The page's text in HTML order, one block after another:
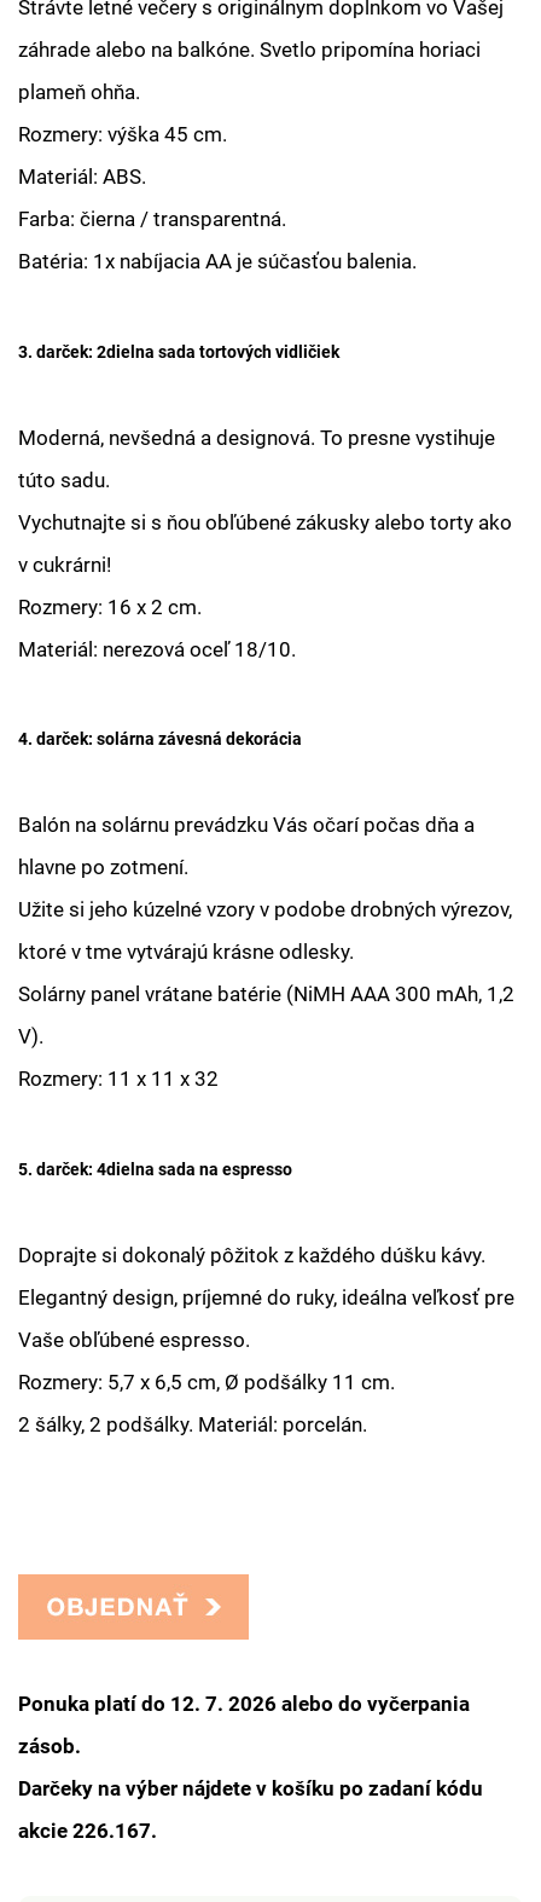
Strávte letné večery s originálnym doplnkom vo Vašej
záhrade alebo na balkóne. Svetlo pripomína horiaci
plameň ohňa.
Rozmery: výška 45 cm.
Materiál: ABS.
Farba: čierna / transparentná.
Batéria: 1x nabíjacia AA je súčasťou balenia.
3. darček: 2dielna sada tortových vidličiek
Moderná, nevšedná a designová. To presne vystihuje
túto sadu.
Vychutnajte si s ňou obľúbené zákusky alebo torty ako
v cukrárni!
Rozmery: 16 x 2 cm.
Materiál: nerezová oceľ 18/10.
4. darček: solárna závesná dekorácia
Balón na solárnu prevádzku Vás očarí počas dňa a
hlavne po zotmení.
Užite si jeho kúzelné vzory v podobe drobných výrezov,
ktoré v tme vytvárajú krásne odlesky.
Solárny panel vrátane batérie (NiMH AAA 300 mAh, 1,2
V).
Rozmery: 11 x 11 x 32
5. darček: 4dielna sada na espresso
Doprajte si dokonalý pôžitok z každého dúšku kávy.
Elegantný design, príjemné do ruky, ideálna veľkosť pre
Vaše obľúbené espresso.
Rozmery: 5,7 x 6,5 cm, Ø podšálky 11 cm.
2 šálky, 2 podšálky. Materiál: porcelán.
Ponuka platí do 12. 7. 2026 alebo do vyčerpania
zásob.
Darčeky na výber nájdete v košíku po zadaní kódu
akcie 226.167.